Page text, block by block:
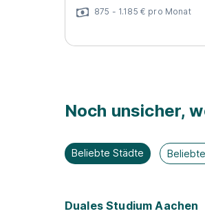
875 - 1.185 € pro Monat
Noch unsicher,
Beliebte Städte
Duales Studium Aachen